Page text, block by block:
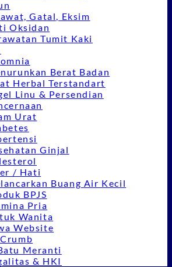
Gatal, Eksim
Oksidan
Tumit Kaki
Berat Badan
Herbal Terstandart
Linu & Persendian
Urat
Ginjal
/ Hati
Buang Air Kecil
BPJS
Pria
Wanita
Website
Meranti
& HKI